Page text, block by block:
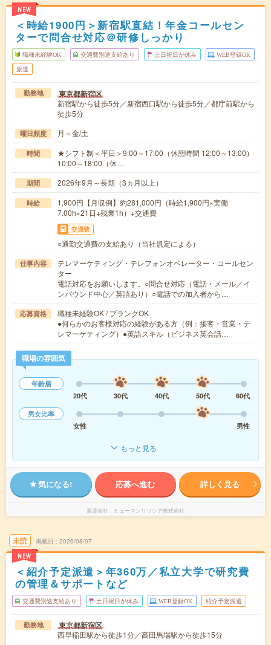
NEW
＜時給1900円＞新宿駅直結！年金コールセン
ターで問合せ対応＠研修しっかり
職種未経験OK 交通費別途支給あり 土日祝日が休み WEB登録OK
派遣
勤務地 東京都新宿区
新宿駅から徒歩5分／新宿西口駅から徒歩5分／都庁前駅から
徒歩5分
曜日頻度 月～金/土
時間
★シフト制＜平日＞9:00～17:00（休憩時間 12:00～13:00）
10:00～18:00（休…
期間 2026年9月～長期（3ヵ月以上）
時給
1,900円【月収例】約281,000円（時給1,900円×実働
7.00h×21日+残業1h）+交通費
交通費
○通勤交通費の支給あり（当社規定による）
仕事内容
テレマーケティング・テレフォンオペレーター・コールセン
ター
電話対応をお願いします。○問合せ対応（電話・メール／イ
ンバウンド中心／英語あり）○電話での加入者から…
応募資格
職種未経験OK / ブランクOK
●何らかのお客様対応の経験がある方（例：接客・営業・テ
レマーケティング）●英語スキル（ビジネス英会話…
職場の雰囲気
年齢層
20代
30代 40代 50代
60代
男女比率
女性
男性
もっと見る
気になる! 応募へ進む 詳しく見る
派遣会社 ヒューマンリソシア株式会社
未読
NEW
掲載日 2026/08/07
＜紹介予定派遣＞年360万／私立大学で研究費
の管理＆サポートなど
交通費別途支給あり 土日祝日が休み WEB登録OK 紹介予定派遣
勤務地 東京都新宿区
西早稲田駅から徒歩1分／高田馬場駅から徒歩15分